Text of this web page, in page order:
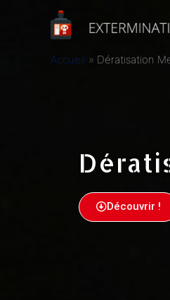
Accueil Dératisation
Découvrir !